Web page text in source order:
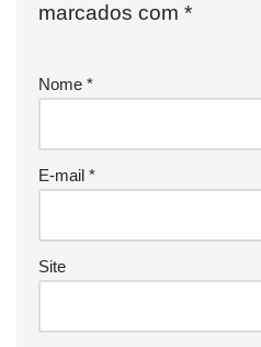
marcados com *
Nome *
E-mail *
Site